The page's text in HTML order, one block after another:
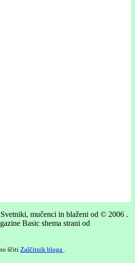
mučenci in blaženi od © 2006 .
Basic shema strani od
ščitiZaščitnik bloga .